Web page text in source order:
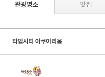
관광명소 맛집
타임시티 아쿠아리움